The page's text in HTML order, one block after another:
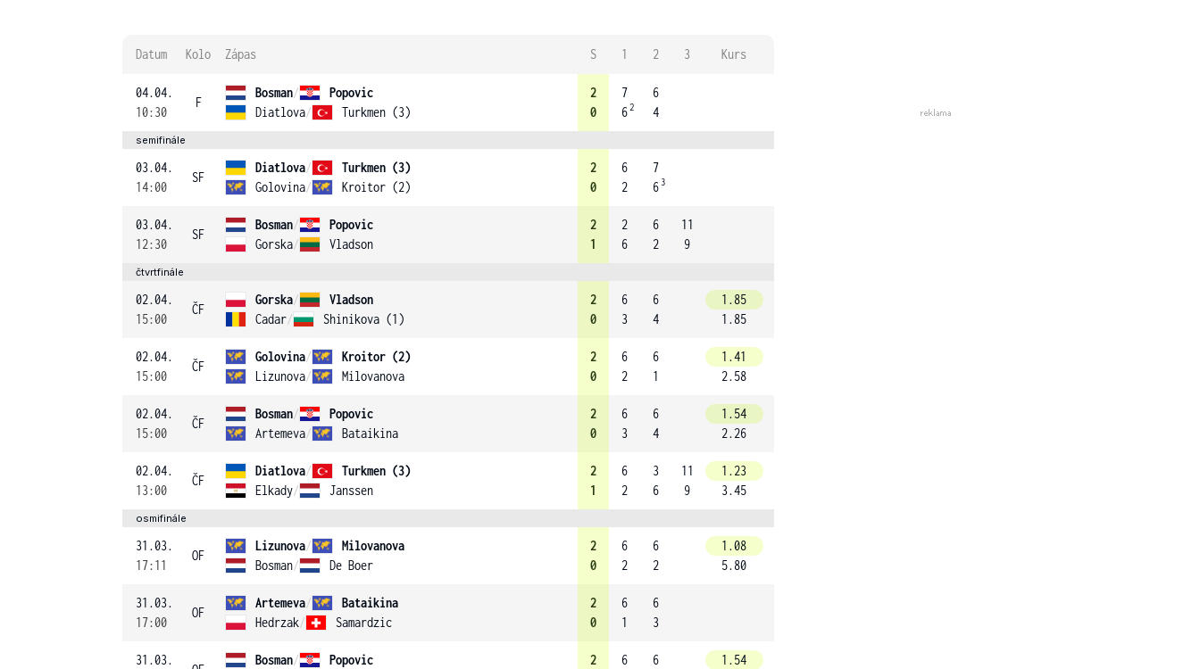
Datum Kolo Zápas S 1 2 3 Kurs
04.04.
10:30
F
Bosman/
Popovic
Diatlova/ Turkmen (3)
2
0
7
62
6
4
semifinále
03.04.
14:00
SF
Diatlova/
Turkmen (3)
Golovina/ Kroitor (2)
2
0
6
2
7
6 3
03.04.
12:30
SF
Bosman/
Popovic
Gorska/ Vladson
2
1
2
6
6
2
11
9
čtvrtfinále
02.04.
15:00
ČF
Gorska/
Vladson
Cadar/ Shinikova (1)
2
0
6
3
6
4
1.85
1.85
02.04.
15:00
ČF
Golovina/
Kroitor (2)
Lizunova/ Milovanova
2
0
6
2
6
1
1.41
2.58
02.04.
15:00
ČF
Bosman/
Popovic
Artemeva/ Bataikina
2
0
6
3
6
4
1.54
2.26
02.04.
13:00
ČF
Diatlova/
Turkmen (3)
Elkady/ Janssen
2
1
6
2
3
6
11
9
1.23
3.45
osmifinále
31.03.
17:11
OF
Lizunova/
Milovanova
Bosman/ De Boer
2
0
6
2
6
2
1.08
5.80
31.03.
17:00
OF
Artemeva/
Bataikina
Hedrzak/ Samardzic
2
0
6
1
6
3
31.03.
Bosman/
Popovic
2
6
6
1.54